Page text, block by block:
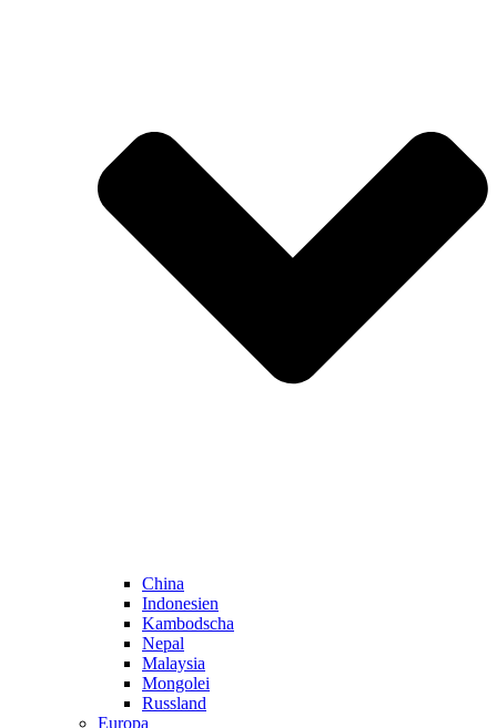
China
Indonesien
Kambodscha
Nepal
Malaysia
Mongolei
Russland
Europa